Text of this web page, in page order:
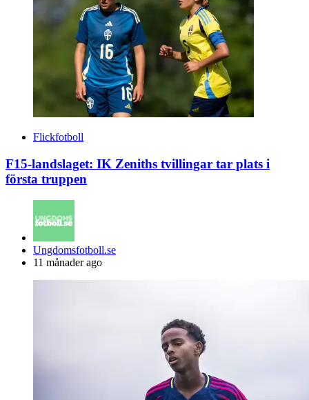
Flickfotboll
F15-landslaget: IK Zeniths tvillingar tar plats i
första truppen
Posted
by
Ungdomsfotboll.se
11 månader ago